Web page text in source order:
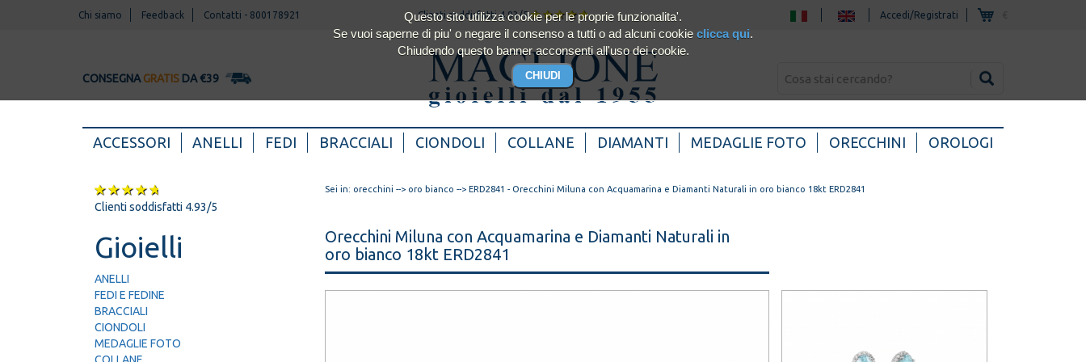
Chi siamo Feedback Contatti - 800178921 Clienti soddisfatti 4.93/5 Accedi/Registrati
CONSEGNA GRATIS DA €39
ACCESSORI (CURRENT)
ANELLI FEDI BRACCIALI CIONDOLI COLLANE DIAMANTI MEDAGLIE FOTO ORECCHINI OROLOGI
Clienti soddisfatti 4.93/5
Gioielli
ANELLI
FEDI E FEDINE
BRACCIALI
CIONDOLI
MEDAGLIE FOTO
COLLANE
Sei in: orecchini --> oro bianco --> ERD2841 - Orecchini Miluna con Acquamarina e Diamanti Naturali in oro bianco 18kt ERD2841
Orecchini Miluna con Acquamarina e Diamanti Naturali in
oro bianco 18kt ERD2841
Questo sito utilizza cookie per le proprie funzionalita'.
Se vuoi saperne di piu' o negare il consenso a tutti o ad alcuni cookie clicca qui.
Chiudendo questo banner acconsenti all'uso dei cookie.